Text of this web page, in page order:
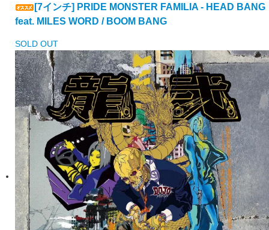
[7インチ] PRIDE MONSTER FAMILIA - HEAD BANG
feat. MILES WORD / BOOM BANG
SOLD OUT